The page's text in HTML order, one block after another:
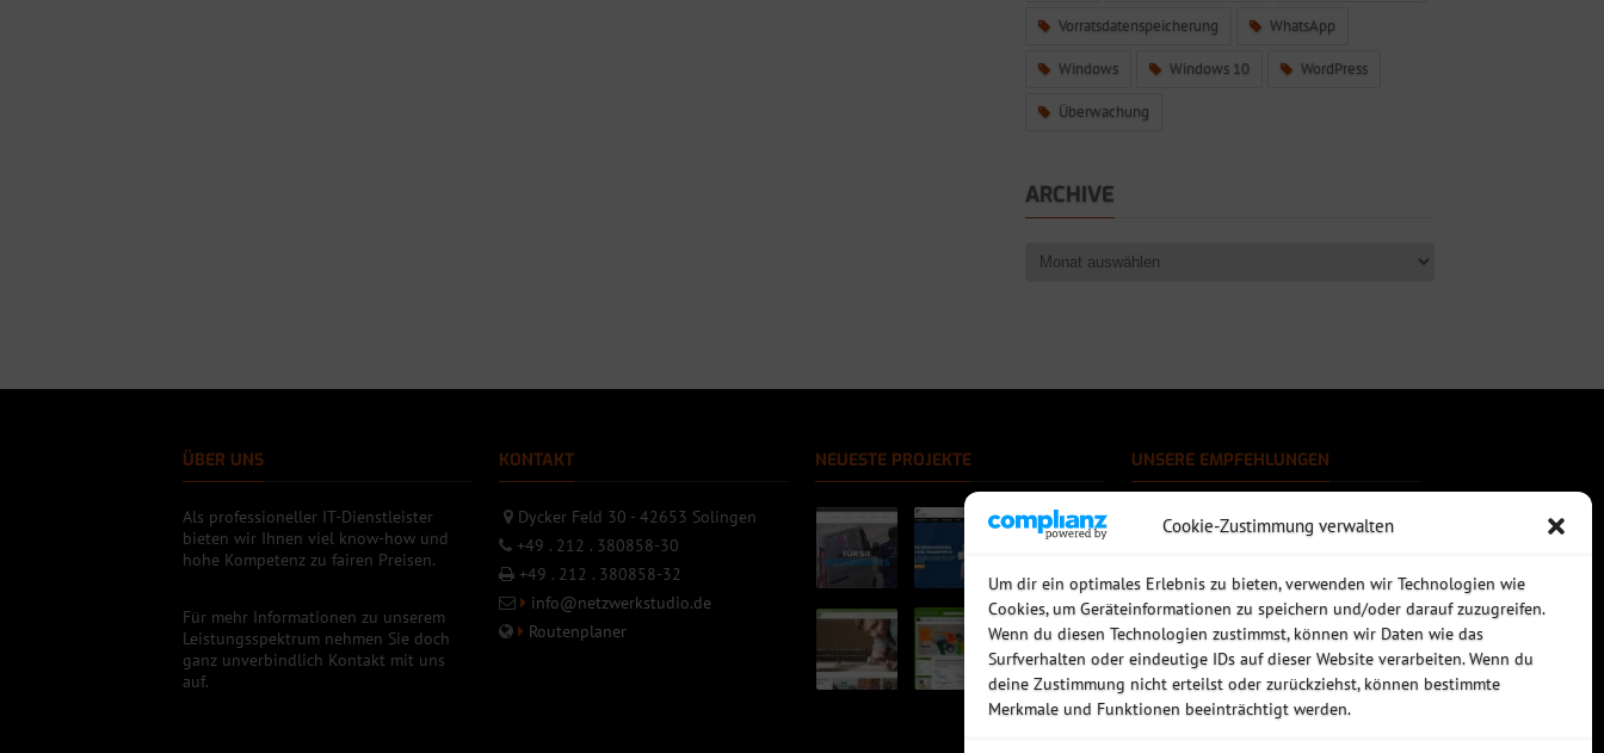
Cookie-Zustimmung verwalten
Um dir ein optimales Erlebnis zu bieten, verwenden wir Technologien wie
Cookies, um Geräteinformationen zu speichern und/oder darauf zuzugreifen.
Wenn du diesen Technologien zustimmst, können wir Daten wie das
Surfverhalten oder eindeutige IDs auf dieser Website verarbeiten. Wenn du
deine Zustimmung nicht erteilst oder zurückziehst, können bestimmte
Merkmale und Funktionen beeinträchtigt werden.
Vorratsdatenspeicherung WhatsApp
Windows Windows 10 WordPress
Überwachung
ARCHIVE
ÜBER UNS
Als professioneller IT-Dienstleister
bieten wir Ihnen viel know-how und
hohe Kompetenz zu fairen Preisen.
Für mehr Informationen zu unserem
Leistungsspektrum nehmen Sie doch
ganz unverbindlich Kontakt mit uns
auf.
KONTAKT
Dycker Feld 30 - 42653 Solingen
+49 . 212 . 380858-30
+49 . 212 . 380858-32
info@netzwerkstudio.de
Routenplaner
NEUESTE PROJEKTE UNSERE EMPFEHLUNGEN
Rechtssichere Email-Archivierung
MDaemon Mail- & Groupwareserver
Sophos UTM - Mehr als eine Firewall